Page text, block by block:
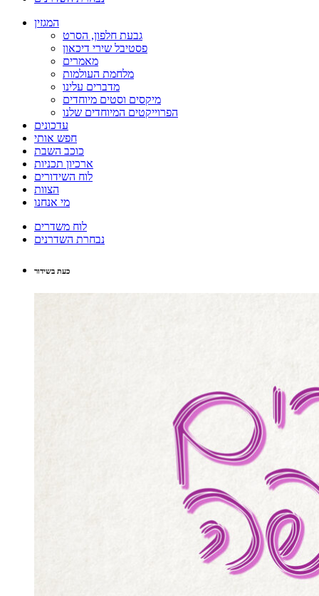
המגזין
גבעת חלפון, הסרט
פסטיבל שירי דיכאון
מאמרים
מלחמת העולמות
מדברים עלינו
מיקסים וסטים מיוחדים
הפרוייקטים המיוחדים שלנו
עדכונים
חפש אותי
כוכב השבת
ארכיון תכניות
לוח השידורים
הצוות
מי אנחנו
לוח משדרים
נבחרת השדרנים
כעת בשידור